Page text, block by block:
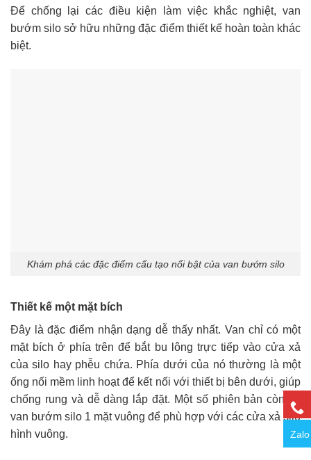
Để chống lại các điều kiện làm việc khắc nghiệt, van
bướm silo sở hữu những đặc điểm thiết kế hoàn toàn khác
biệt.
Khám phá các đặc điểm cấu tạo nổi bật của van bướm silo
Thiết kế một mặt bích
Đây là đặc điểm nhận dạng dễ thấy nhất. Van chỉ có một
mặt bích ở phía trên để bắt bu lông trực tiếp vào cửa xả
của silo hay phễu chứa. Phía dưới của nó thường là một
ống nối mềm linh hoạt để kết nối với thiết bị bên dưới, giúp
chống rung và dễ dàng lắp đặt. Một số phiên bản còn có
van bướm silo 1 mặt vuông để phù hợp với các cửa xả silo
hình vuông.
Zalo